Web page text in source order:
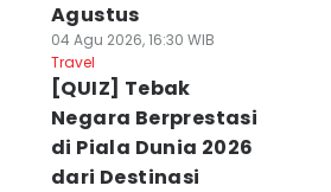
Agustus
04 Agu 2026, 16:30 WIB
Travel
[QUIZ] Tebak
Negara Berprestasi
di Piala Dunia 2026
dari Destinasi